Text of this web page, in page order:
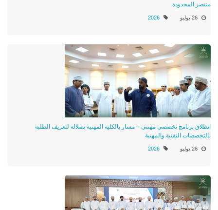
منتصر المحدودة
26 يوليو 2026
انطلاق برنامج تخصصي مهنتي – مسار بالكلية المهنية بصلالة لتعريف الطلبة
بالتخصصات التقنية والمهنية
26 يوليو 2026